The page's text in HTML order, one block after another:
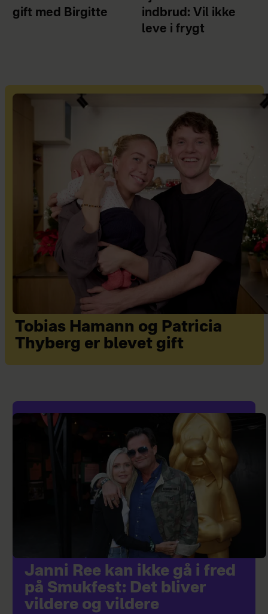
gift med Birgitte
indbrud: Vil ikke
leve i frygt
Tobias Hamann og Patricia
Thyberg er blevet gift
Janni Ree kan ikke gå i fred
på Smukfest: Det bliver
vildere og vildere